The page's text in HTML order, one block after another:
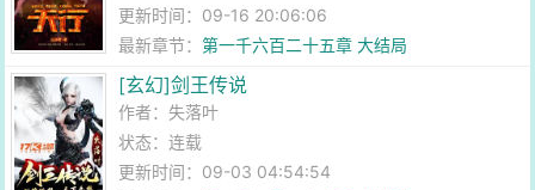
更新时间：09-16 20:06:06
最新章节：第一千六百二十五章 大结局
[玄幻]剑王传说
作者：失落叶
状态：连载
更新时间：09-03 04:54:54